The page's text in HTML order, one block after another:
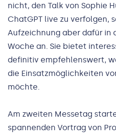
nicht, den Talk von Sophie
ChatGPT live zu verfolgen,
Aufzeichnung aber dafür in
Woche an. Sie bietet
definitiv empfehlenswert,
die Einsatzmöglichkeiten
möchte.
Am zweiten Messetag
spannenden Vortrag von